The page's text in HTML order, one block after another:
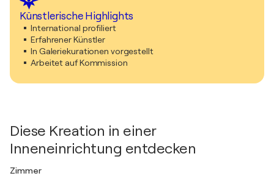
Künstlerische Highlights
International profiliert
Erfahrener Künstler
In Galeriekurationen vorgestellt
Arbeitet auf Kommission
Diese Kreation in einer
Inneneinrichtung entdecken
Zimmer